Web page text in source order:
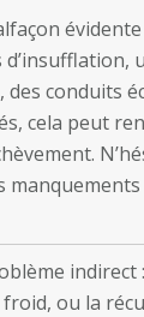
des conduits
cela peut
indirect
ou la